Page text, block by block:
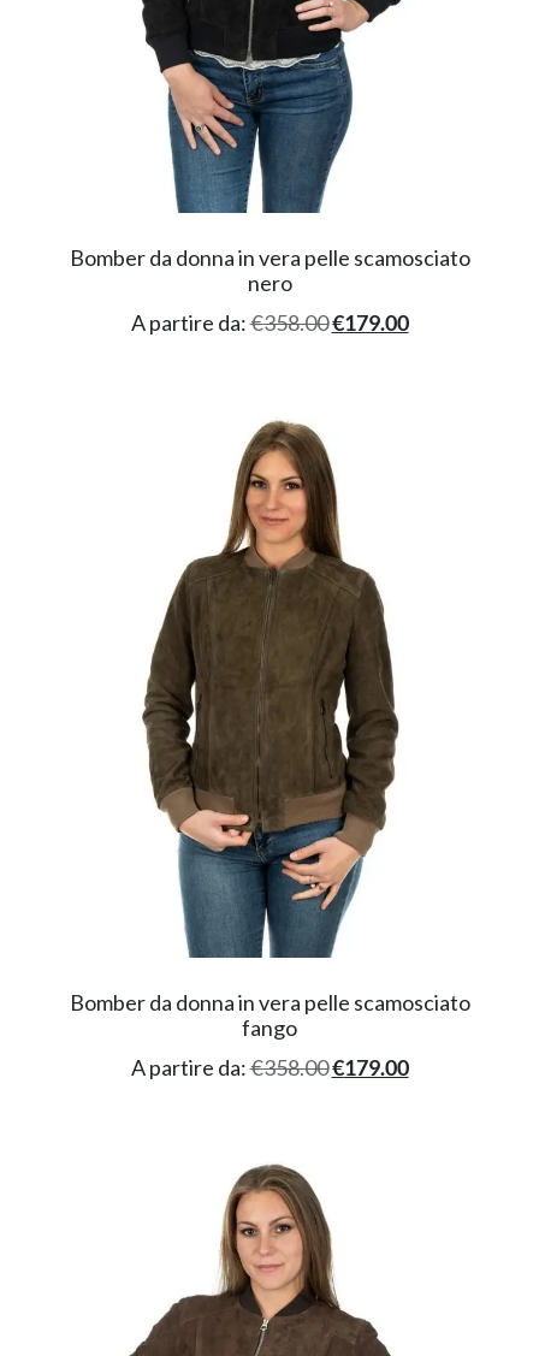
Bomber da donna in vera pelle scamosciato
nero
A partire da:€358.00€179.00
Bomber da donna in vera pelle scamosciato
fango
A partire da:€358.00€179.00